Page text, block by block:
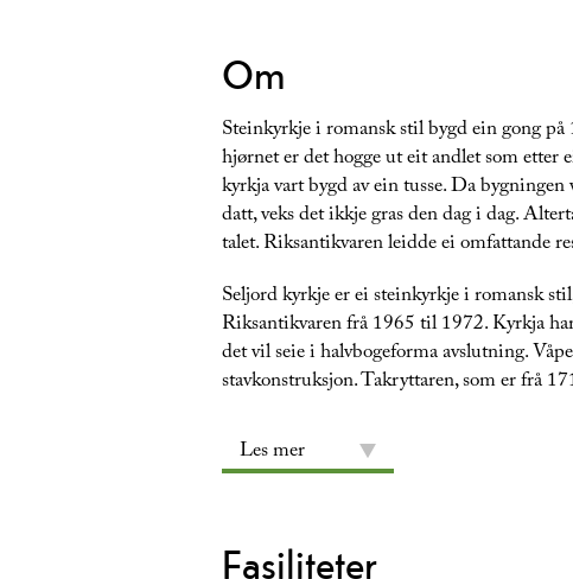
Om
Steinkyrkje i romansk stil bygd ein gong
hjørnet er det hogge ut eit andlet som etter
kyrkja vart bygd av ein tusse. Da
datt, veks det ikkje gras den dag i dag.
talet. Riksantikvaren leidde ei omfattande
Seljord kyrkje er ei steinkyrkje i romansk
Riksantikvaren frå 1965 til 1972. Kyrkja
det vil seie i halvbogeforma avslutning.
stavkonstruksjon. Takryttaren, som er frå
Les mer
Fasiliteter